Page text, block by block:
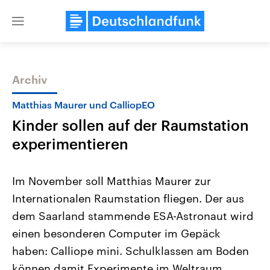
Close
Themen
Landtagswahl Sachsen-Anhalt
2026
Alle Informationen
Sachsen-Anhalt wählt am 6.
September 2026 einen neuen
Landtag. Seit 2021 wird das
Bundesland von einer Koalition aus
USA
Aktuelle Beiträge,
Hintergründe
Wirtschaftlich und
gehören die Vereinigten
den mächtigsten Ländern
mit großem Einfluss auf
Archiv
Matthias Maurer und CalliopEO
Kinder sollen auf der Raumstation
experimentieren
Im November soll Matthias Maurer zur
Internationalen Raumstation fliegen. Der aus
dem Saarland stammende ESA-Astronaut wird
einen besonderen Computer im Gepäck
haben: Calliope mini. Schulklassen am Boden